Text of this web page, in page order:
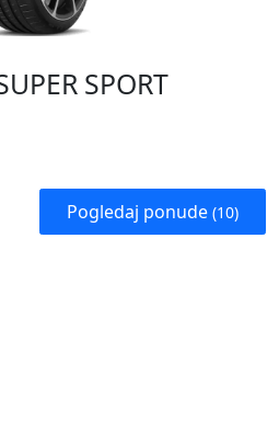
SPORT
Pogledaj ponude (10)